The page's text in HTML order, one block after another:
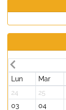
Lun
Mar
24
25
03
04